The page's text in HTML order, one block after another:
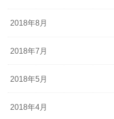
2018年8月
2018年7月
2018年5月
2018年4月